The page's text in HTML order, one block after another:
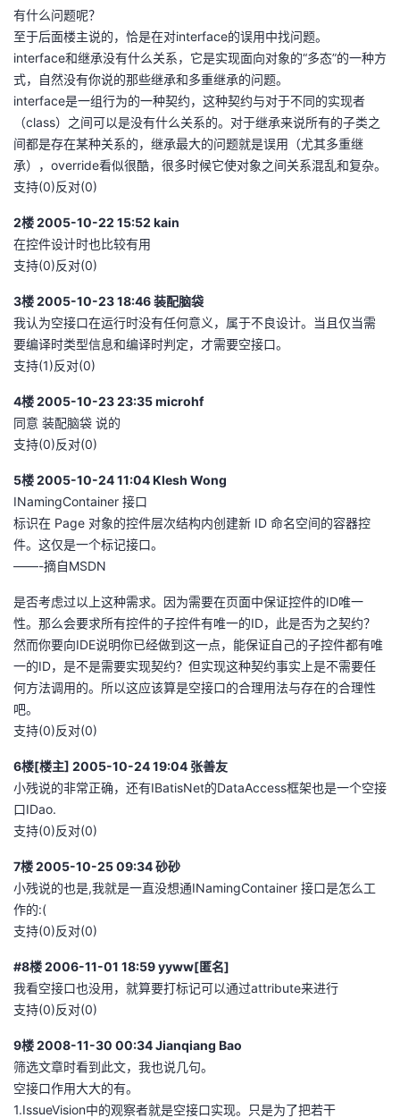
有什么问题呢？
至于后面楼主说的，恰是在对interface的误用中找问题。
interface和继承没有什么关系，它是实现面向对象的“多态”的一种方
式，自然没有你说的那些继承和多重继承的问题。
interface是一组行为的一种契约，这种契约与对于不同的实现者
（class）之间可以是没有什么关系的。对于继承来说所有的子类之
间都是存在某种关系的，继承最大的问题就是误用（尤其多重继
承），override看似很酷，很多时候它使对象之间关系混乱和复杂。
支持(0)反对(0)
2楼 2005-10-22 15:52 kain
在控件设计时也比较有用
支持(0)反对(0)
3楼 2005-10-23 18:46 装配脑袋
我认为空接口在运行时没有任何意义，属于不良设计。当且仅当需
要编译时类型信息和编译时判定，才需要空接口。
支持(1)反对(0)
4楼 2005-10-23 23:35 microhf
同意 装配脑袋 说的
支持(0)反对(0)
5楼 2005-10-24 11:04 Klesh Wong
INamingContainer 接口
标识在 Page 对象的控件层次结构内创建新 ID 命名空间的容器控
件。这仅是一个标记接口。
——-摘自MSDN
是否考虑过以上这种需求。因为需要在页面中保证控件的ID唯一
性。那么会要求所有控件的子控件有唯一的ID，此是否为之契约？
然而你要向IDE说明你已经做到这一点，能保证自己的子控件都有唯
一的ID，是不是需要实现契约？但实现这种契约事实上是不需要任
何方法调用的。所以这应该算是空接口的合理用法与存在的合理性
吧。
支持(0)反对(0)
6楼[楼主] 2005-10-24 19:04 张善友
小残说的非常正确，还有IBatisNet的DataAccess框架也是一个空接
口IDao.
支持(0)反对(0)
7楼 2005-10-25 09:34 砂砂
小残说的也是,我就是一直没想通INamingContainer 接口是怎么工
作的:(
支持(0)反对(0)
#8楼 2006-11-01 18:59 yyww[匿名]
我看空接口也没用，就算要打标记可以通过attribute来进行
支持(0)反对(0)
9楼 2008-11-30 00:34 Jianqiang Bao
筛选文章时看到此文，我也说几句。
空接口作用大大的有。
1.IssueVision中的观察者就是空接口实现。只是为了把若干